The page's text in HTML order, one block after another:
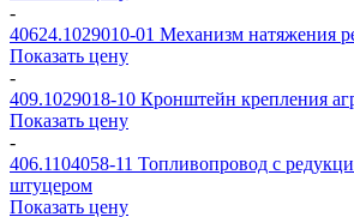
-
40624.1029010-01 Механизм натяжения
Показать цену
-
409.1029018-10 Кронштейн крепления
Показать цену
-
406.1104058-11 Топливопровод с
штуцером
Показать цену